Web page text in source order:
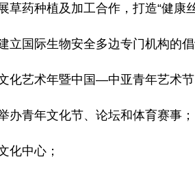
药种植及加工合作，打造“健康
立国际生物安全多边专门机构的倡
化艺术年暨中国—中亚青年艺术节
办青年文化节、论坛和体育赛事；
化中心；